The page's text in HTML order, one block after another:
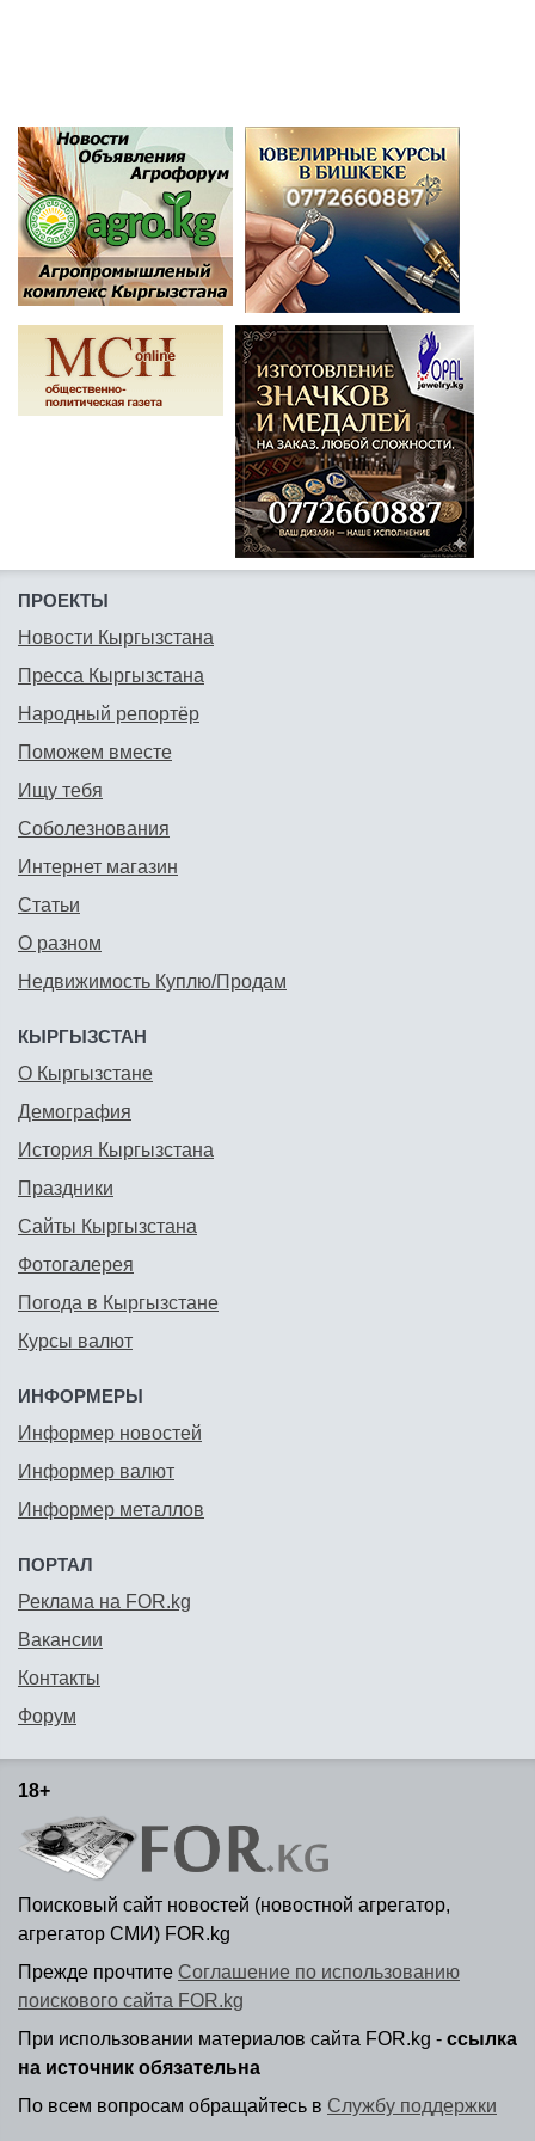
ПРОЕКТЫ
Новости Кыргызстана
Пресса Кыргызстана
Народный репортёр
Поможем вместе
Ищу тебя
Соболезнования
Интернет магазин
Статьи
О разном
Недвижимость Куплю/Продам
КЫРГЫЗСТАН
О Кыргызстане
Демография
История Кыргызстана
Праздники
Сайты Кыргызстана
Фотогалерея
Погода в Кыргызстане
Курсы валют
ИНФОРМЕРЫ
Информер новостей
Информер валют
Информер металлов
ПОРТАЛ
Реклама на FOR.kg
Вакансии
Контакты
Форум
18+
Поисковый сайт новостей (новостной агрегатор,
агрегатор СМИ) FOR.kg
Прежде прочтите Соглашение по использованию
поискового сайта FOR.kg
При использовании материалов сайта FOR.kg - ссылка
на источник обязательна
По всем вопросам обращайтесь в Службу поддержки